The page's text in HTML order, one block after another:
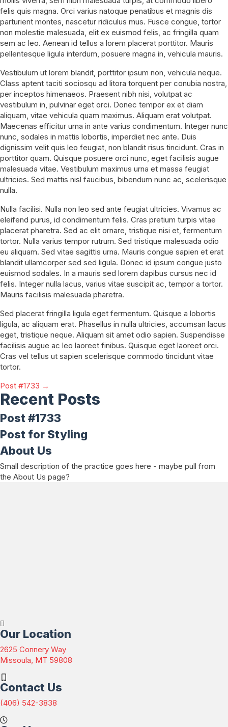
felis quis magna. Orci varius natoque penatibus et magnis dis
parturient montes, nascetur ridiculus mus. Fusce congue, tortor
non molestie malesuada, elit ex euismod felis, ac fringilla quam
sem ac leo. Aenean id tellus a lorem placerat porttitor. Mauris
pellentesque ligula interdum, posuere magna in, vehicula mauris.
Vestibulum ut lorem blandit, porttitor ipsum non, vehicula neque.
Class aptent taciti sociosqu ad litora torquent per conubia nostra,
per inceptos himenaeos. Praesent nibh nisi, volutpat ac
vestibulum in, pulvinar eget orci. Donec tempor ex et diam
aliquam, vitae vehicula quam maximus. Aliquam erat volutpat.
Maecenas efficitur urna in ante varius condimentum. Integer nunc
nunc, sodales in mattis lobortis, imperdiet nec ante. Duis
dignissim velit quis leo feugiat, non blandit risus tincidunt. Cras in
porttitor quam. Quisque posuere orci nunc, eget facilisis augue
malesuada vitae. Vestibulum maximus urna et massa feugiat
ultricies. Sed mattis nisl faucibus, bibendum nunc ac, scelerisque
nulla.
Nulla facilisi. Nulla non leo sed ante feugiat ultricies. Vivamus ac
eleifend purus, id condimentum felis. Cras pretium turpis vitae
placerat pharetra. Sed ac elit ornare, tristique nisi et, fermentum
tortor. Nulla varius tempor rutrum. Sed tristique malesuada odio
eu aliquam. Sed vitae sagittis urna. Mauris congue sapien et erat
blandit ullamcorper sed sed ligula. Donec id ipsum congue justo
euismod sodales. In a mauris sed lorem dapibus cursus nec id
felis. Integer nulla lacus, varius vitae suscipit ac, tempor a tortor.
Mauris facilisis malesuada pharetra.
Sed placerat fringilla ligula eget fermentum. Quisque a lobortis
ligula, ac aliquam erat. Phasellus in nulla ultricies, accumsan lacus
eget, tristique neque. Aliquam sit amet odio sapien. Suspendisse
facilisis augue ac leo laoreet finibus. Quisque eget laoreet orci.
Cras vel tellus ut sapien scelerisque commodo tincidunt vitae
tortor.
Posts
navigation
Post #1733 →
Recent Posts
Post #1733
Post for Styling
About Us
Small description of the practice goes here - maybe pull from
the About Us page?
Our Location
2625 Connery Way
Missoula, MT 59808
Contact Us
(406) 542-3838